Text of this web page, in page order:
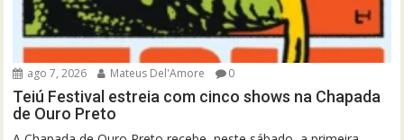
ago 7, 2026 Mateus Del'Amore 0
Teiú Festival estreia com cinco shows na Chapada
de Ouro Preto